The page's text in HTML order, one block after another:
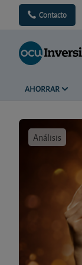
Contacto
AHORRAR
Análisis